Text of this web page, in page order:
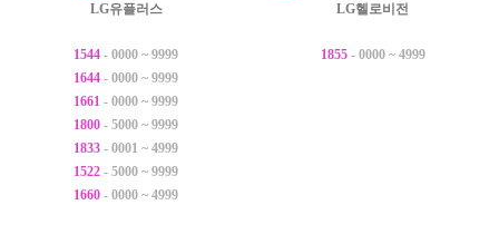
LG유플러스
1544 - 0000 ~ 9999
1644 - 0000 ~ 9999
1661 - 0000 ~ 9999
1800 - 5000 ~ 9999
1833 - 0001 ~ 4999
1522 - 5000 ~ 9999
1660 - 0000 ~ 4999
LG헬로비전
1855- 0000 ~ 4999